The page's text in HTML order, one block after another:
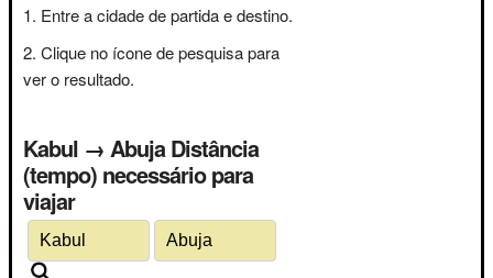
Entre a cidade de partida e destino.
Clique no ícone de pesquisa para
ver o resultado.
Kabul → Abuja Distância
(tempo) necessário para
viajar